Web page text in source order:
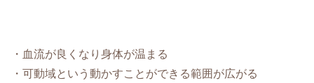
・血流が良くなり身体が温まる
・可動域という動かすことができる範囲が広がる